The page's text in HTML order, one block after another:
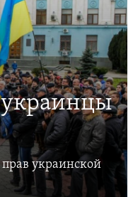
украинцы
украинской